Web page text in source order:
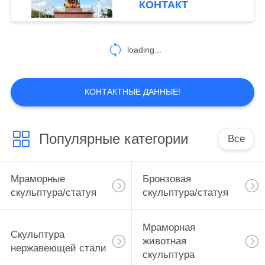
Мраморный
5
Мраморная ванна
10
КОНТАКТ
loading...
КОНТАКТНЫЕ ДАННЫЕ!
Популярные категории Все
Мраморные
скульптура/статуя
Бронзовая
скульптура/статуя
Скульптура
нержавеющей стали
Мраморная
животная
скульптура